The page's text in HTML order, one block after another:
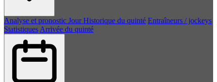
Analyse et pronostic Jour Historique du quinté Entraîneurs / jockeys
Statistiques Arrivée du quinté